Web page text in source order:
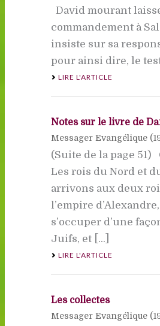
David mourant
commandement à
insiste sur sa
pour ainsi dire, le
LIRE L'ARTICLE
Notes sur le livre de
Messager Evangélique (
(Suite de la page 51)
Les rois du Nord et
arrivons aux deux
l’empire
s’occuper d’une
Juifs, et [...]
LIRE L'ARTICLE
Les collectes
Messager Evangélique (